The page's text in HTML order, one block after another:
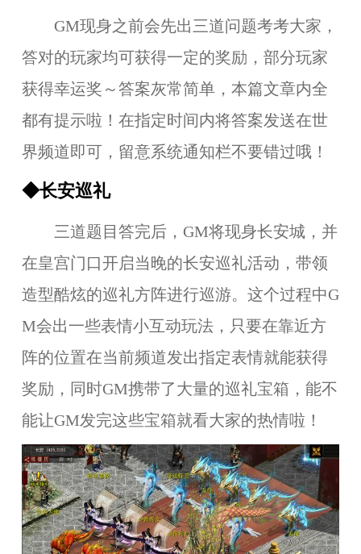
GM现身之前会先出三道问题考考大家，
答对的玩家均可获得一定的奖励，部分玩家
获得幸运奖～答案灰常简单，本篇文章内全
都有提示啦！在指定时间内将答案发送在世
界频道即可，留意系统通知栏不要错过哦！
◆长安巡礼
三道题目答完后，GM将现身长安城，并
在皇宫门口开启当晚的长安巡礼活动，带领
造型酷炫的巡礼方阵进行巡游。这个过程中G
M会出一些表情小互动玩法，只要在靠近方
阵的位置在当前频道发出指定表情就能获得
奖励，同时GM携带了大量的巡礼宝箱，能不
能让GM发完这些宝箱就看大家的热情啦！